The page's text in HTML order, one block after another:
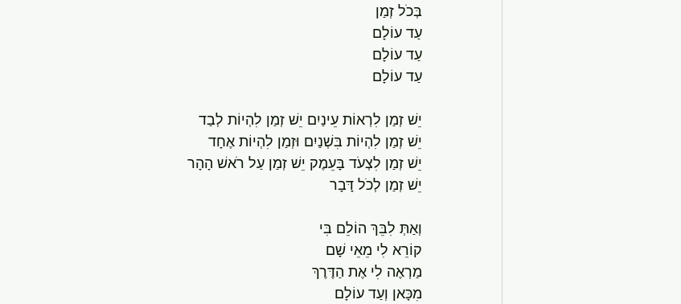
בְּכֹל זְמַן
עַד עוֹלָם
עַד עוֹלָם
עַד עוֹלָם
יֵשׁ זְמַן לִרְאוֹת עֵינַיִם יֵשׁ זְמַן לִהְיוֹת לְבַד
יֵשׁ זְמַן לִהְיוֹת בִּשְׁנַיִם וּזְמַן לִהְיוֹת אֶחָד
יֵשׁ זְמַן לִצְעֹד בָּעֵמֶק יֵשׁ זְמַן עַל רֹאשׁ הָהָר
יֵשׁ זְמַן לְכֹל דָּבָר
וְאַתְּ לִבֵּךְ הוֹלֵם בִּי
קוֹרֵא לִי מֵאֵי שָׁם
מַרְאֶה לִי אֶת הַדֶּרֶךְ
מִכָּאן וְעַד עוֹלָם